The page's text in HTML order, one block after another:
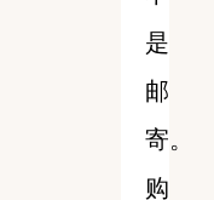
是
邮
寄。
购